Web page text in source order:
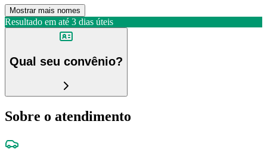
Mostrar mais nomes
Resultado em até 3 dias úteis
Qual seu convênio?
Sobre o atendimento